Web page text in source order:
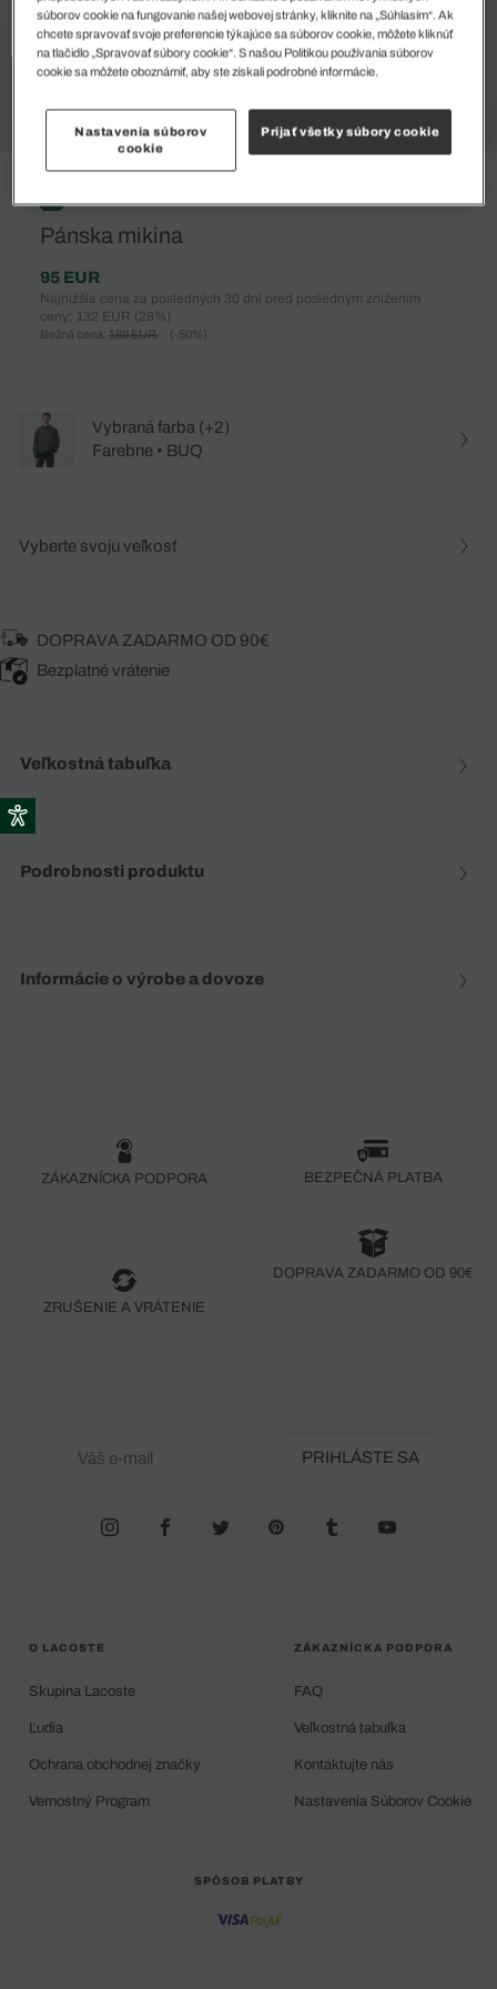
%
Pánska mikina
95 EUR
Najnižšia cena za posledných 30 dní pred posledným znížením
ceny: 132 EUR (28%)
Bežná cena: 189 EUR (-50%)
Vybraná farba (+2)
Farebne • BUQ
Vyberte svoju veľkosť
DOPRAVA ZADARMO OD 90€
Bezplatné vrátenie
Veľkostná tabuľka
Podrobnosti produktu
Informácie o výrobe a dovoze
ZÁKAZNÍCKA PODPORA BEZPEČNÁ PLATBA
ZRUŠENIE A VRÁTENIE
DOPRAVA ZADARMO OD 90€
PRIHLÁSTE SA
O LACOSTE
Skupina Lacoste
Ľudia
Ochrana obchodnej značky
Vernostný Program
ZÁKAZNÍCKA PODPORA
FAQ
Veľkostná tabuľka
Kontaktujte nás
Nastavenia Súborov Cookie
SPÔSOB PLATBY
súborov cookie na fungovanie našej webovej stránky, kliknite na „Súhlasím“. Ak
chcete spravovať svoje preferencie týkajúce sa súborov cookie, môžete kliknúť
na tlačidlo „Spravovať súbory cookie“. S našou Politikou používania súborov
cookie sa môžete oboznámiť, aby ste získali podrobné informácie.
Nastavenia súborov
cookie
Prijať všetky súbory cookie